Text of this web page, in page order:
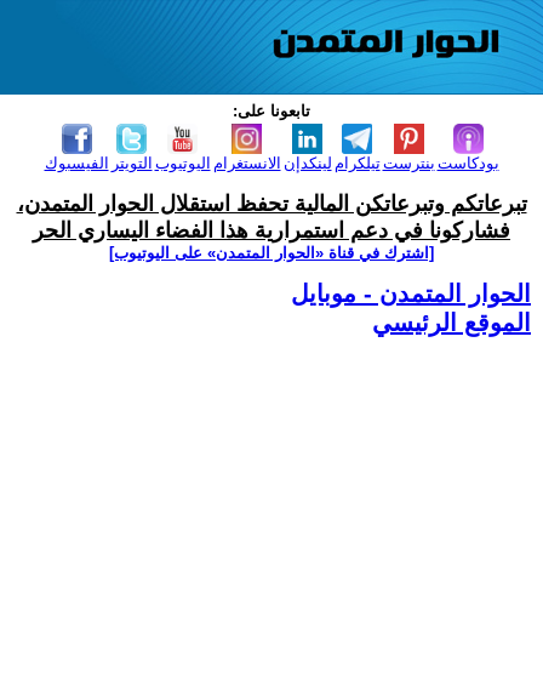
تابعونا على:
الفيسبوك التويتر اليوتيوب الانستغرام لينكدإن تيلكرامبنترست بودكاست
تبرعاتكم وتبرعاتكن المالية تحفظ استقلال الحوار المتمدن،
فشاركونا في دعم استمرارية هذا الفضاء اليساري الحر
[اشترك في قناة ‫«الحوار المتمدن» على اليوتيوب]
الحوار المتمدن - موبايل
الموقع الرئيسي